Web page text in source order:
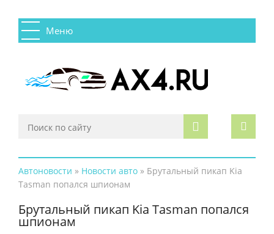
Меню
Автоновости » Новости авто » Брутальный пикап Kia
Tasman попался шпионам
Брутальный пикап Kia Tasman попался
шпионам